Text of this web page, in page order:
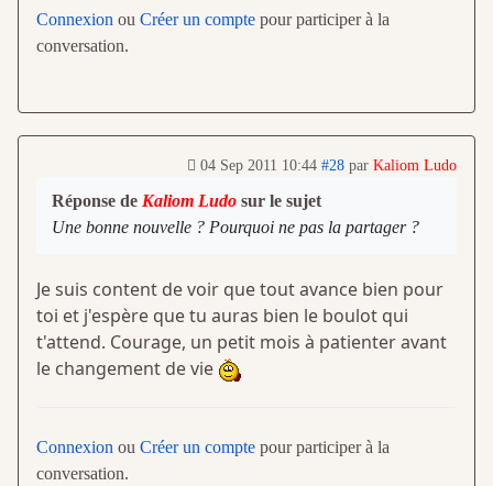
Connexion ou Créer un compte pour participer à la
conversation.
04 Sep 2011 10:44 #28 par Kaliom Ludo
Réponse de Kaliom Ludo sur le sujet
Une bonne nouvelle ? Pourquoi ne pas la partager ?
Je suis content de voir que tout avance bien pour
toi et j'espère que tu auras bien le boulot qui
t'attend. Courage, un petit mois à patienter avant
le changement de vie
Connexion ou Créer un compte pour participer à la
conversation.